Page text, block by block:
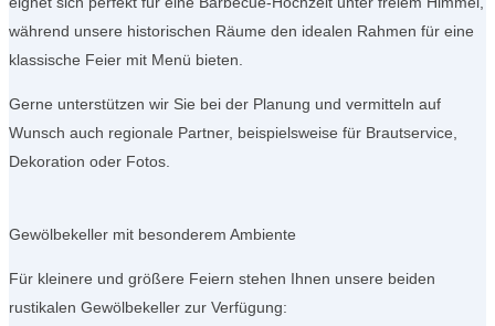
während unsere historischen Räume den idealen Rahmen für eine
klassische Feier mit Menü bieten.
Gerne unterstützen wir Sie bei der Planung und vermitteln auf
Wunsch auch regionale Partner, beispielsweise für Brautservice,
Dekoration oder Fotos.
Gewölbekeller mit besonderem Ambiente
Für kleinere und größere Feiern stehen Ihnen unsere beiden
rustikalen Gewölbekeller zur Verfügung: